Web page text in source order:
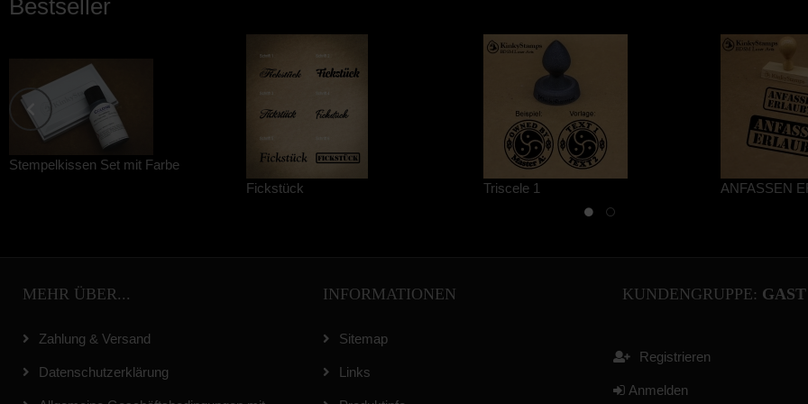
Bestseller
Stempelkissen Set mit Farbe
Fickstück
Triscele 1 ANFASSEN
MEHR ÜBER...
Zahlung & Versand
Datenschutzerklärung
INFORMATIONEN
Sitemap
Links
KUNDENGRUPPE: GAST
Registrieren
Anmelden